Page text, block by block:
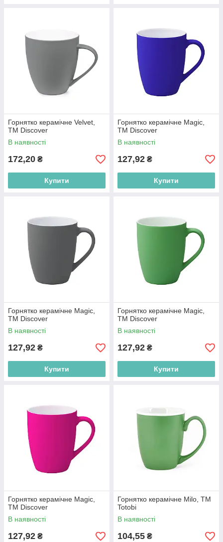
Горнятко керамічне Velvet,
ТМ Discover
В наявності
172,20 ₴
Купити
Горнятко керамічне Magic,
ТМ Discover
В наявності
127,92 ₴
Купити
Горнятко керамічне Magic,
ТМ Discover
В наявності
127,92 ₴
Купити
Горнятко керамічне Magic,
ТМ Discover
В наявності
127,92 ₴
Купити
Горнятко керамічне Magic,
ТМ Discover
В наявності
127,92 ₴
Горнятко керамічне Milo, TM
Totobi
В наявності
104,55 ₴